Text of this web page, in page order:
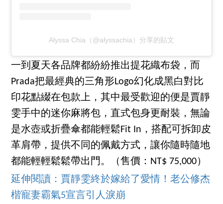
Alyssa Chia（@alyssachia）分享的貼文
一到夏天各品牌都紛紛推出提花織布袋，而
Prada把最經典的三角形Logo幻化成黑白對比
印花點綴在包款上，其中最受歡迎的便是賈靜
雯手中的迷你麻將包，直式包身更耐裝，無論
是水壺或折疊傘都能輕鬆Fit In，搭配可拆卸皮
革肩帶，提供不同的佩戴方式，讓你隨時隨地
都能輕輕鬆鬆帶出門。（售價：NT$ 75,000）
延伸閱讀： 賈靜雯終於嫁給了愛情！老公修杰
楷寵妻霸氣5宣言引人淚崩